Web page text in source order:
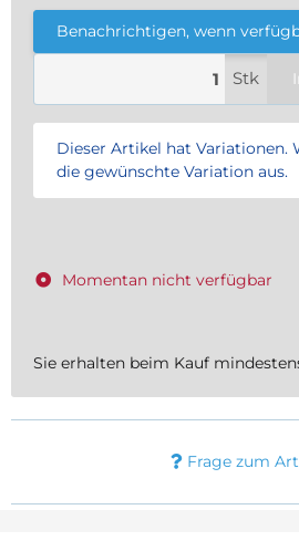
Benachrichtigen, wenn
Stk
x
Dieser Artikel hat Variationen.
die gewünschte Variation aus.
Momentan nicht verfügbar
Sie erhalten beim Kauf
Frage zum